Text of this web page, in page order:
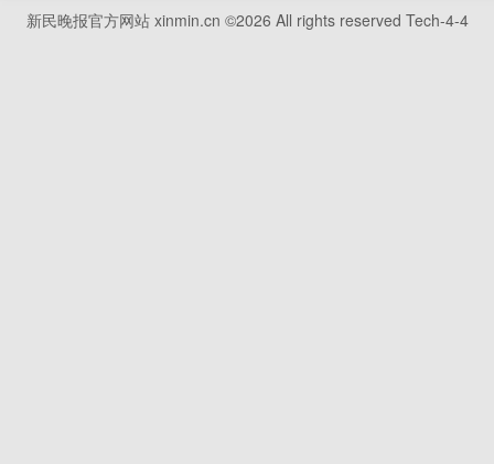
新民晚报官方网站 xinmin.cn ©2026 All rights reserved Tech-4-4